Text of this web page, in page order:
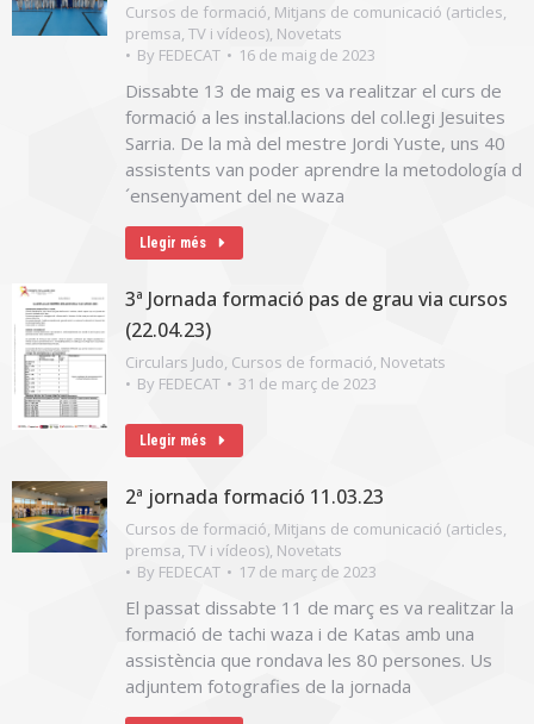
Cursos de formació, Mitjans de comunicació (articles,
premsa, TV i vídeos), Novetats
By FEDECAT 16 de maig de 2023
Dissabte 13 de maig es va realitzar el curs de
formació a les instal.lacions del col.legi Jesuites
Sarria. De la mà del mestre Jordi Yuste, uns 40
assistents van poder aprendre la metodología d
´ensenyament del ne waza
Llegir més
3ª Jornada formació pas de grau via cursos
(22.04.23)
Circulars Judo, Cursos de formació, Novetats
By FEDECAT 31 de març de 2023
Llegir més
2ª jornada formació 11.03.23
Cursos de formació, Mitjans de comunicació (articles,
premsa, TV i vídeos), Novetats
By FEDECAT 17 de març de 2023
El passat dissabte 11 de març es va realitzar la
formació de tachi waza i de Katas amb una
assistència que rondava les 80 persones. Us
adjuntem fotografies de la jornada